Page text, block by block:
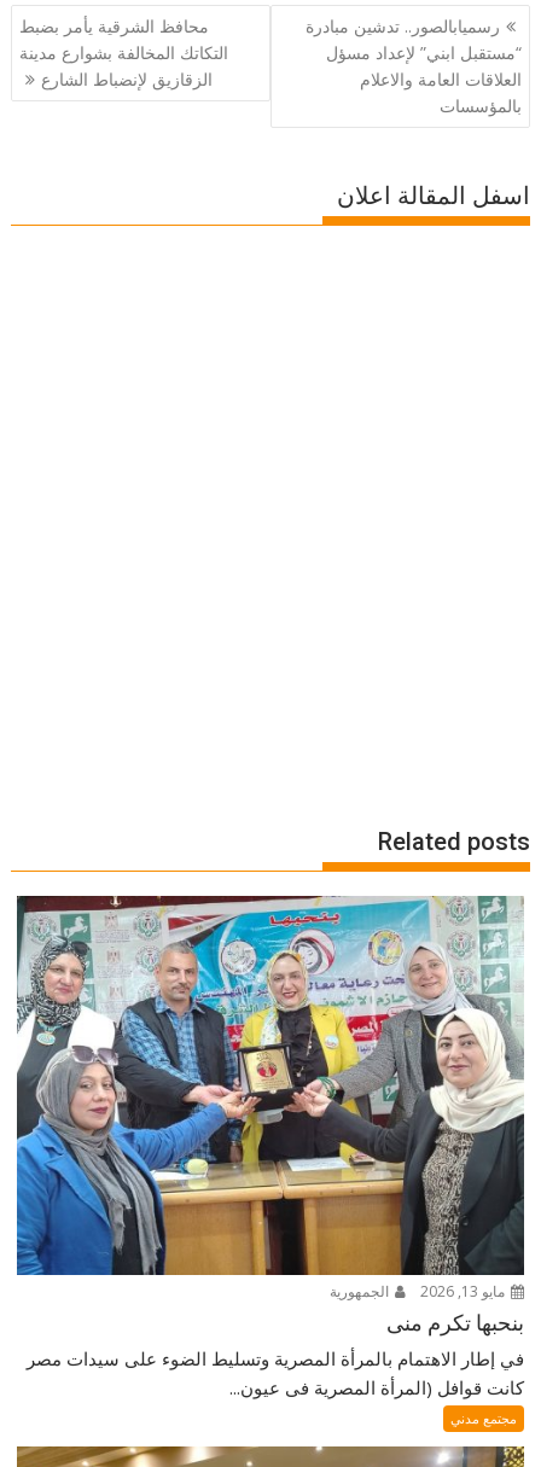
تصفّح
المقالات
رسميابالصور.. تدشين مبادرة
“مستقبل ابني” لإعداد مسؤل
العلاقات العامة والاعلام
بالمؤسسات
محافظ الشرقية يأمر بضبط
التكاتك المخالفة بشوارع مدينة
الزقازيق لإنضباط الشارع
اسفل المقالة اعلان
Related posts
مايو 13, 2026 الجمهورية
بنحبها تكرم منى
في إطار الاهتمام بالمرأة المصرية وتسليط الضوء على سيدات مصر
كانت قوافل (المرأة المصرية فى عيون...
مجتمع مدني